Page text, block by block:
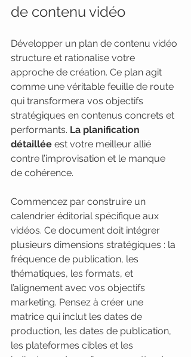
de contenu vidéo
Développer un plan de contenu vidéo
structure et rationalise votre
approche de création. Ce plan agit
comme une véritable feuille de route
qui transformera vos objectifs
stratégiques en contenus concrets et
performants. La planification
détaillée est votre meilleur allié
contre l’improvisation et le manque
de cohérence.
Commencez par construire un
calendrier éditorial spécifique aux
vidéos. Ce document doit intégrer
plusieurs dimensions stratégiques : la
fréquence de publication, les
thématiques, les formats, et
l’alignement avec vos objectifs
marketing. Pensez à créer une
matrice qui inclut les dates de
production, les dates de publication,
les plateformes cibles et les